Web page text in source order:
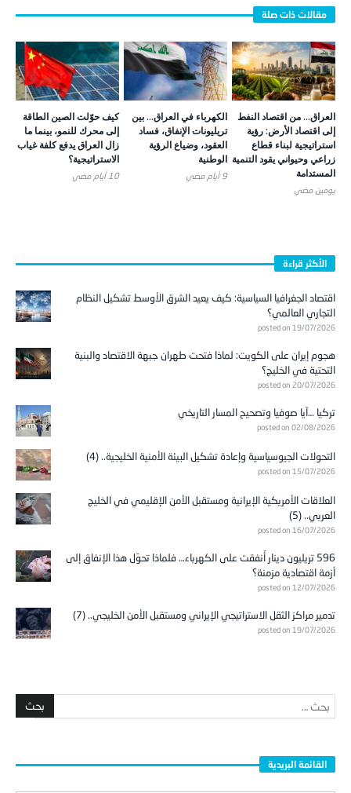
العراق… من اقتصاد النفط
إلى اقتصاد الأرض: رؤية
استراتيجية لبناء قطاع
زراعي وحيواني يقود التنمية
المستدامة
يومين ‎مضي
الكهرباء في العراق… بين
تريليونات الإنفاق، فساد
العقود، وضياع الرؤية
الوطنية
9 أيام ‎مضي
كيف حوّلت الصين الطاقة
إلى محرك للنمو، بينما ما
زال العراق يدفع كلفة غياب
الاستراتيجية؟
10 أيام ‎مضي
الأكثر قراءة
اقتصاد الجغرافيا السياسية: كيف يعيد الشرق الأوسط تشكيل النظام
التجاري العالمي؟
posted on 19/07/2026
هجوم إيران على الكويت: لماذا فتحت طهران جبهة الاقتصاد والبنية
التحتية في الخليج؟
posted on 20/07/2026
تركيا …آيا صوفيا وتصحيح المسار التاريخي
posted on 02/08/2026
التحولات الجيوسياسية وإعادة تشكيل البيئة الأمنية الخليجية.. (4)
posted on 15/07/2026
العلاقات الأمريكية الإيرانية ومستقبل الأمن الإقليمي في الخليج
العربي.. (5)
posted on 16/07/2026
596 تريليون دينار أُنفقت على الكهرباء… فلماذا تحوّل هذا الإنفاق إلى
أزمة اقتصادية مزمنة؟
posted on 12/07/2026
تدمير مراكز الثقل الاستراتيجي الإيراني ومستقبل الأمن الخليجي.. (7)
posted on 19/07/2026
القائمة البريدية